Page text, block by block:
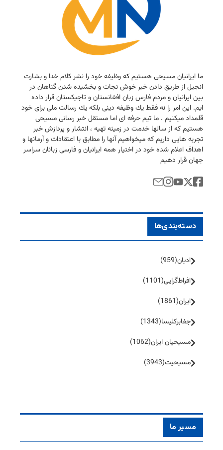
ما ایرانیان مسیحی هستیم كه وظیفه خود را نشر كلام خدا و بشارت
انجیل از طریق دادن خبر خوش نجات و بخشیده شدن گناهان در
بین ایرانیان و مردم فارس زبان افغانستان و تاجیكستان قرار داده
ایم. این امر را نه فقط یك وظیفه دینی بلكه یك رسالت ملی برای خود
قلمداد میكنیم . ما تیم حرفه ای اما مستقل خبر رسانی مسیحی
هستیم كه از سالها خدمت در زمینه تهیه ، انتشار و پردازش خبر
تجربه هایی داریم كه میخواهیم آنها را مطابق با اعتقادات و آرمانها و
اهداف اعلام شده خود در اختیار همه ایرانیان و فارسی زبانان سراسر
جهان قرار دهیم
دسته‌بندی‌ها
ادیان(959)
افراط‌گرایی(1101)
ایران(1861)
جفا‌بر‌کلیسا(1343)
مسیحیان ایران(1062)
مسیحیت(3943)
مسیر ما